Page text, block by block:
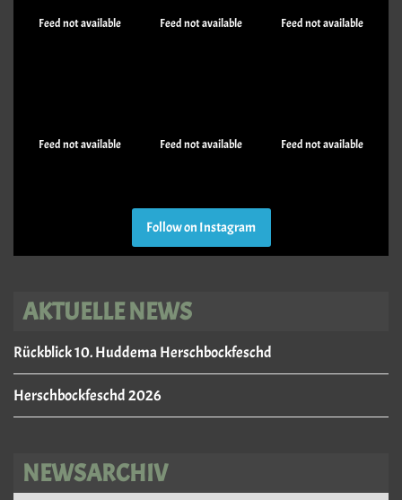
Feed not available Feed not available Feed not available
Feed not available Feed not available Feed not available
Follow on Instagram
AKTUELLE NEWS
Rückblick 10. Huddema Herschbockfeschd
Herschbockfeschd 2026
NEWSARCHIV